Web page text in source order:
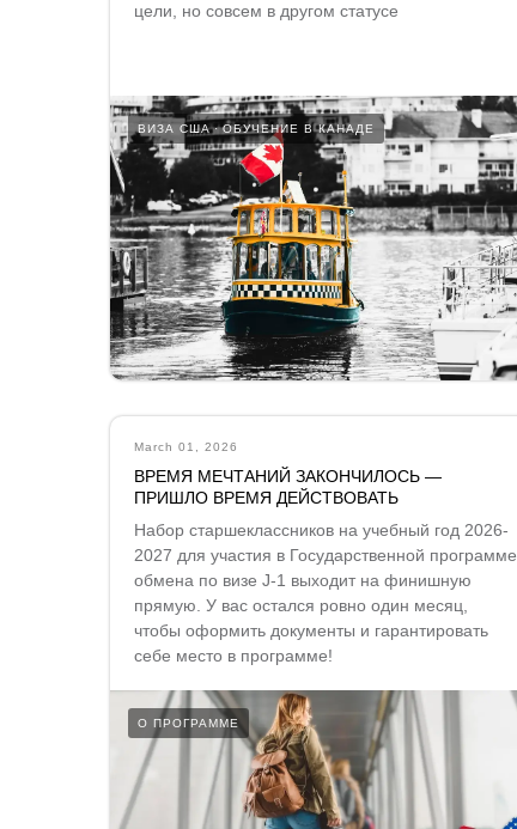
цели, но совсем в другом статусе
ВИЗА США ОБУЧЕНИЕ В КАНАДЕ
March 01, 2026
ВРЕМЯ МЕЧТАНИЙ ЗАКОНЧИЛОСЬ —
ПРИШЛО ВРЕМЯ ДЕЙСТВОВАТЬ
Набор старшеклассников на учебный год 2026-
2027 для участия в Государственной программе
обмена по визе J-1 выходит на финишную
прямую. У вас остался ровно один месяц,
чтобы оформить документы и гарантировать
себе место в программе!
О ПРОГРАММЕ